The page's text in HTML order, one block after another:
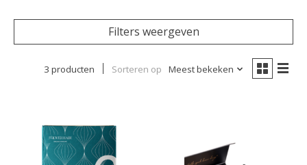
Filters weergeven
3 producten Sorteren op Meest bekeken